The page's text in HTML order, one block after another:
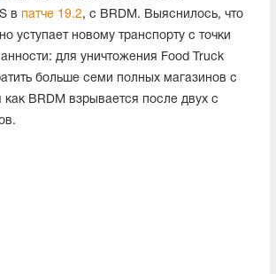
в патче 19.2, с BRDM. Выяснилось, что
уступает новому транспорту с точки
для уничтожения Food Truck
больше семи полных магазинов с
как BRDM взрывается после двух с